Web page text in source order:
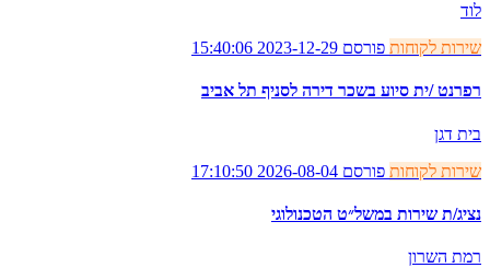
לוד
שירות לקוחות פורסם 2023-12-29 15:40:06
רפרנט /ית סיוע בשכר דירה לסניף תל אביב
בית דגן
שירות לקוחות פורסם 2026-08-04 17:10:50
נציג/ת שירות במשל״ט הטכנולוגי
רמת השרון